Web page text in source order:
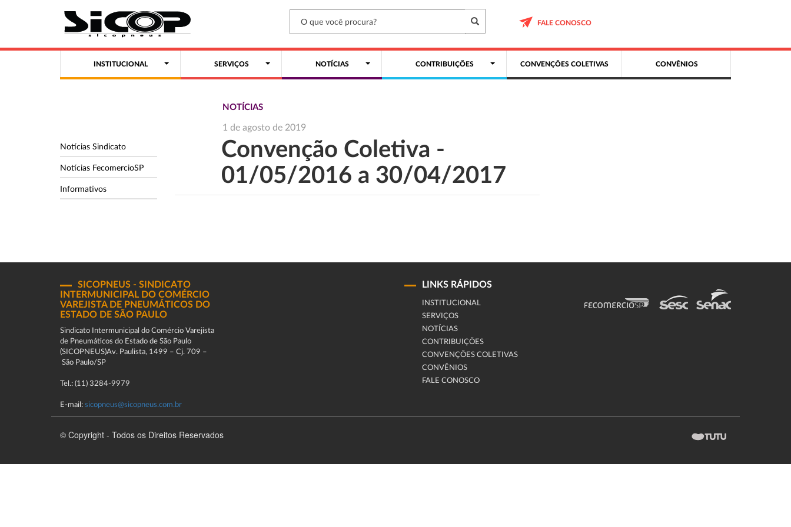
FALE CONOSCO
INSTITUCIONAL SERVIÇOS NOTÍCIAS CONTRIBUIÇÕES CONVENÇÕES COLETIVAS CONVÊNIOS
Notícias Sindicato
Notícias FecomercioSP
Informativos
NOTÍCIAS
1 de agosto de 2019
Convenção Coletiva -
01/05/2016 a 30/04/2017
SICOPNEUS - SINDICATO
INTERMUNICIPAL DO COMÉRCIO
VAREJISTA DE PNEUMÁTICOS DO
ESTADO DE SÃO PAULO
Sindicato Intermunicipal do Comércio Varejista
de Pneumáticos do Estado de São Paulo
(SICOPNEUS)Av. Paulista, 1499 – Cj. 709 –
São Paulo/SP
Tel.: (11) 3284-9979
E-mail: sicopneus@sicopneus.com.br
LINKS RÁPIDOS
INSTITUCIONAL
SERVIÇOS
NOTÍCIAS
CONTRIBUIÇÕES
CONVENÇÕES COLETIVAS
CONVÊNIOS
FALE CONOSCO
© Copyright - Todos os Direitos Reservados